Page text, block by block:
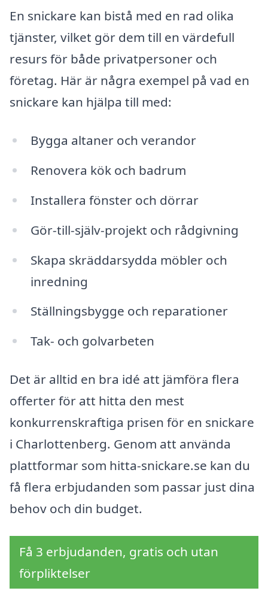
En snickare kan bistå med en rad olika
tjänster, vilket gör dem till en värdefull
resurs för både privatpersoner och
företag. Här är några exempel på vad en
snickare kan hjälpa till med:
Bygga altaner och verandor
Renovera kök och badrum
Installera fönster och dörrar
Gör-till-själv-projekt och rådgivning
Skapa skräddarsydda möbler och
inredning
Ställningsbygge och reparationer
Tak- och golvarbeten
Det är alltid en bra idé att jämföra flera
offerter för att hitta den mest
konkurrenskraftiga prisen för en snickare
i Charlottenberg. Genom att använda
plattformar som hitta-snickare.se kan du
få flera erbjudanden som passar just dina
behov och din budget.
Få 3 erbjudanden, gratis och utan
förpliktelser